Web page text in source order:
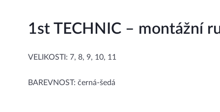
1st TECHNIC – montážní
VELIKOSTI: 7, 8, 9, 10, 11
BAREVNOST: černá-šedá